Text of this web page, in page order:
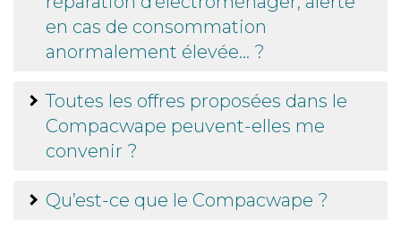
en cas de consommation
anormalement élevée... ?
Toutes les offres proposées dans le
Compacwape peuvent-elles me
convenir ?
Qu’est-ce que le Compacwape ?